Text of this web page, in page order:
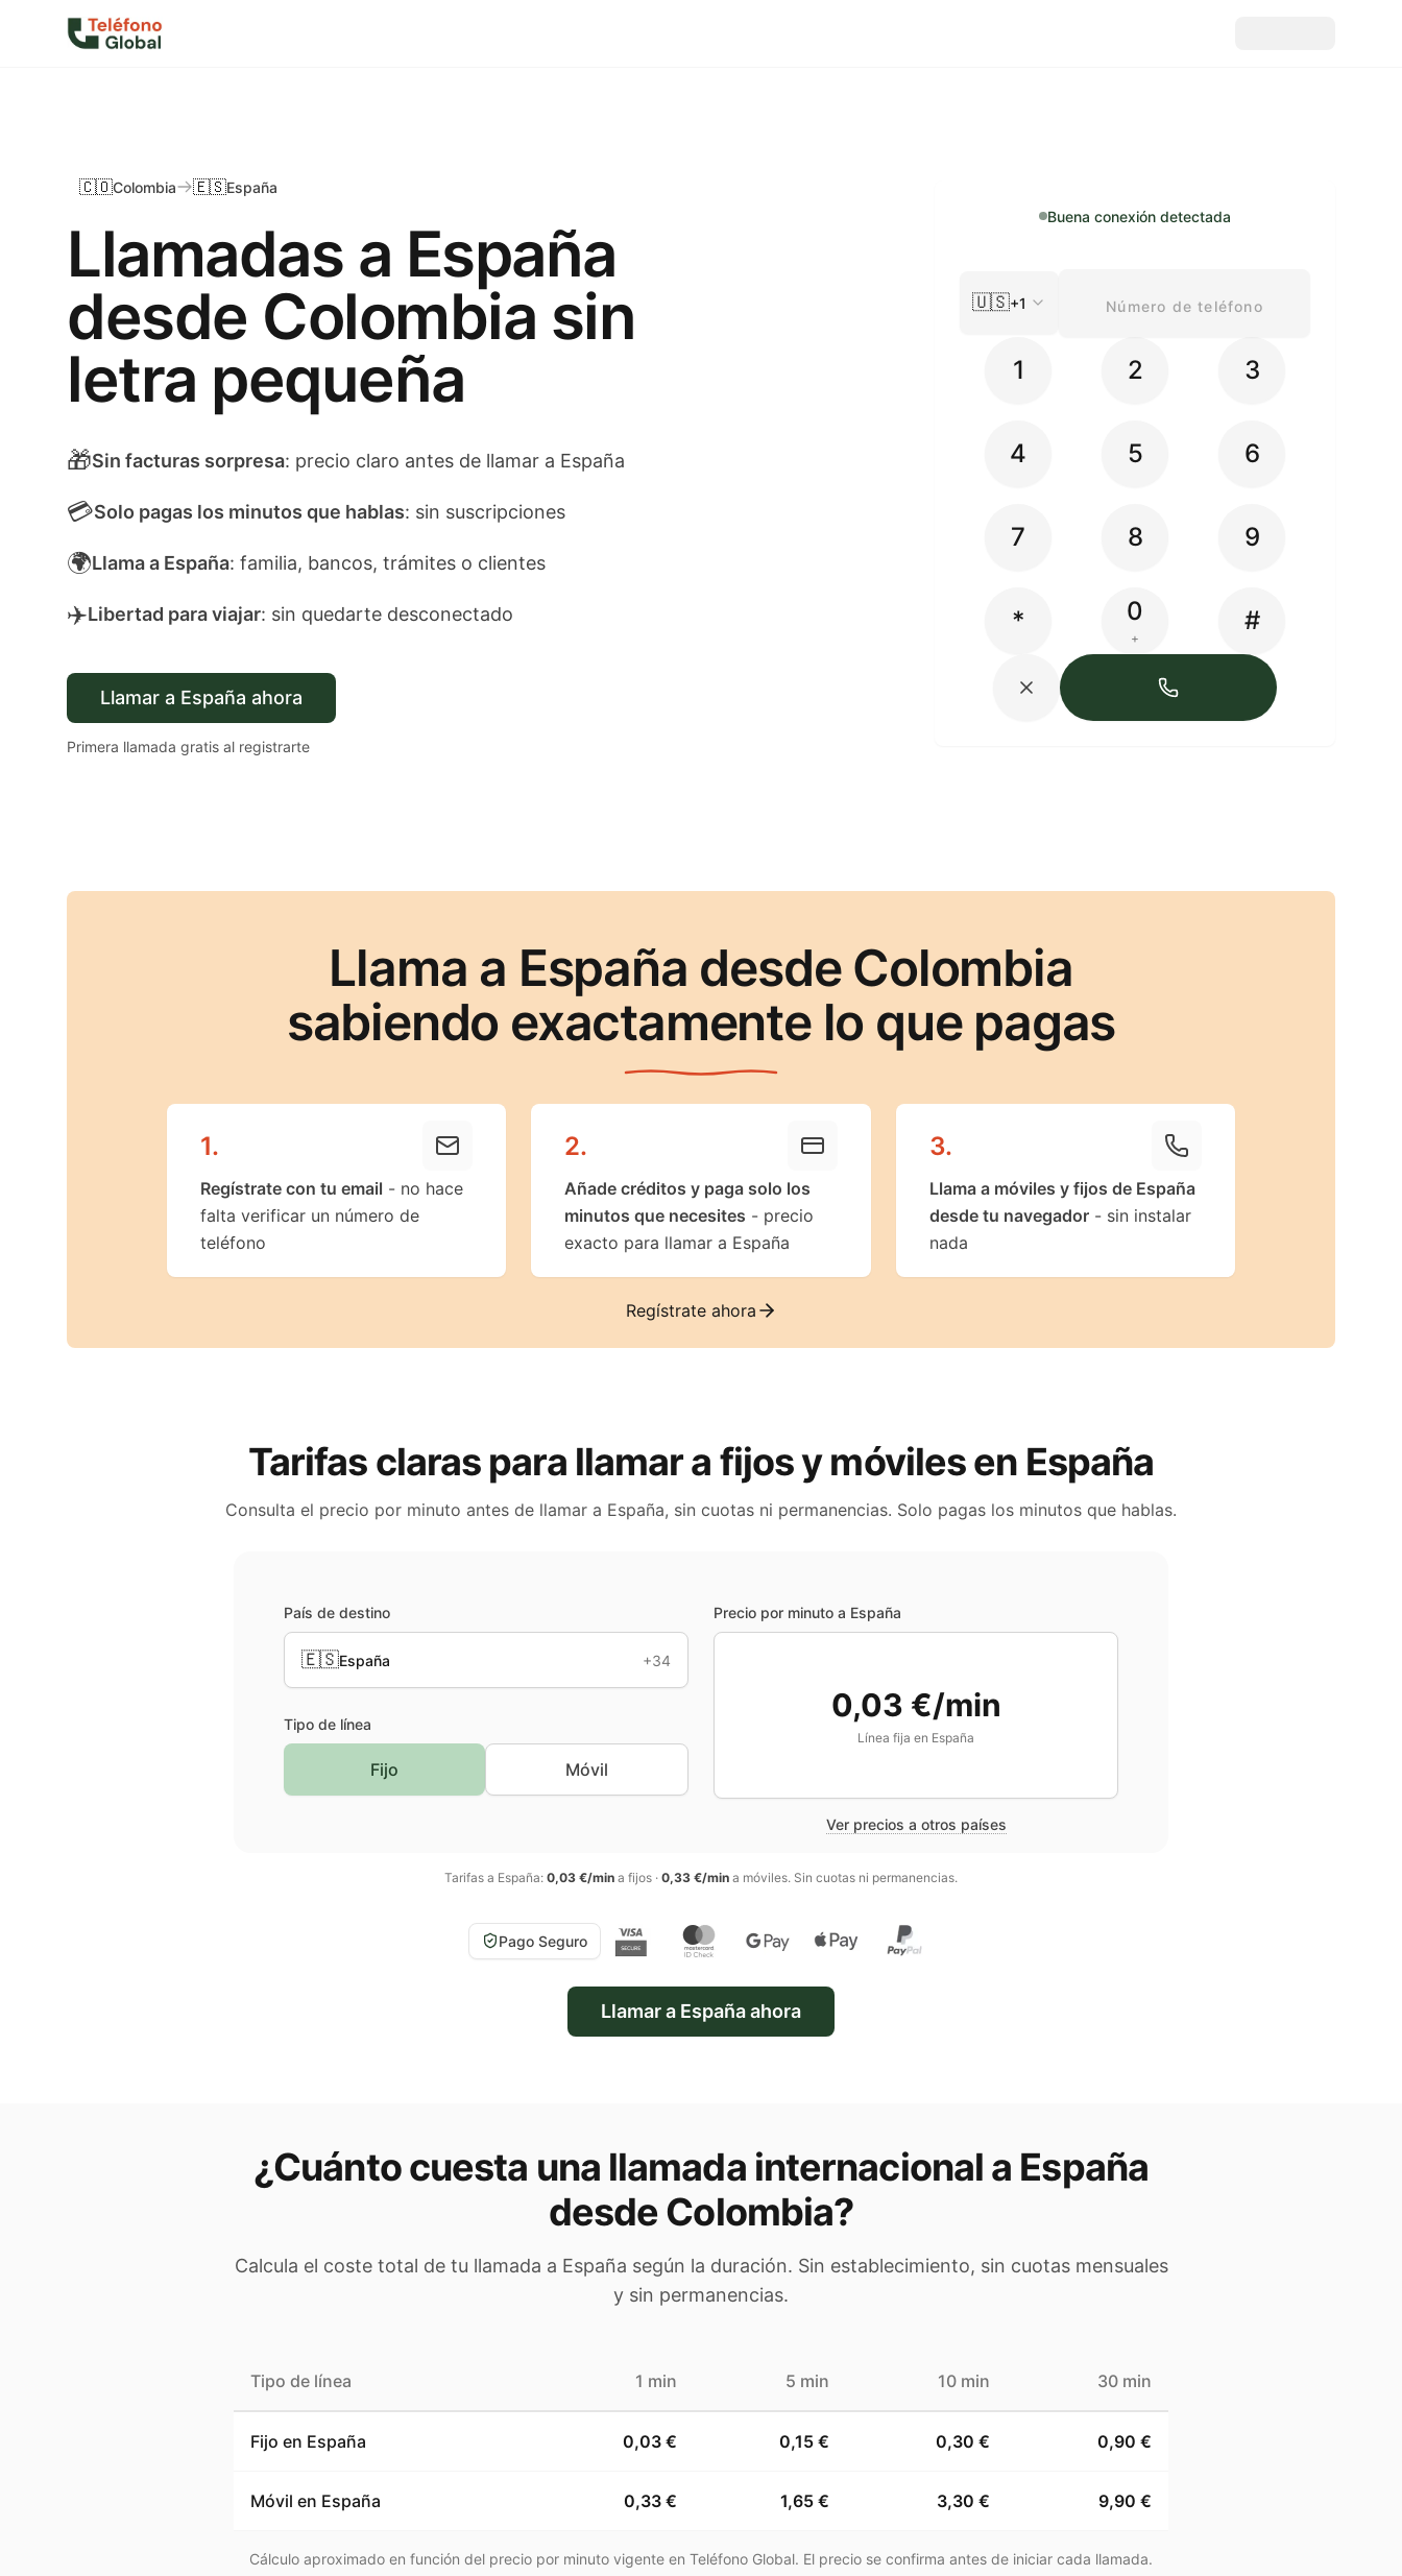
Llamadas a España
desde Colombia sin
letra pequeña
🇨🇴Colombia 🇪🇸España
🎁Sin facturas sorpresa: precio claro antes de llamar a España
💳Solo pagas los minutos que hablas: sin suscripciones
🌍Llama a España: familia, bancos, trámites o clientes
✈️Libertad para viajar: sin quedarte desconectado
Llamar a España ahora
Primera llamada gratis al registrarte
Buena conexión detectada
🇺🇸+1
1 2 3
4 5 6
7 8 9
* 0
+
#
Llama a España desde Colombia
sabiendo exactamente lo que pagas
1.
Regístrate con tu email - no hace
falta verificar un número de
teléfono
2.
Añade créditos y paga solo los
minutos que necesites - precio
exacto para llamar a España
3.
Llama a móviles y fijos de España
desde tu navegador- sin instalar
nada
Regístrate ahora
Tarifas claras para llamar a fijos y móviles en España
Consulta el precio por minuto antes de llamar a España, sin cuotas ni permanencias. Solo pagas los minutos que hablas.
País de destino
🇪🇸España +34
Tipo de línea
Fijo Móvil
Precio por minuto a España
0,03 €/min
Línea fija en España
Ver precios a otros países
Tarifas a España: 0,03 €/min a fijos · 0,33 €/min a móviles. Sin cuotas ni permanencias.
Pago Seguro
Llamar a Españaahora
¿Cuánto cuesta una llamada internacional a España
desde Colombia?
Calcula el coste total de tu llamada a España según la duración. Sin establecimiento, sin cuotas mensuales
y sin permanencias.
Tipo de línea 1 min 5 min 10 min 30 min
Fijo en España 0,03 € 0,15 € 0,30 € 0,90 €
Móvil en España 0,33 € 1,65 € 3,30 € 9,90 €
Cálculo aproximado en función del precio por minuto vigente en Teléfono Global. El precio se confirma antes de iniciar cada llamada.